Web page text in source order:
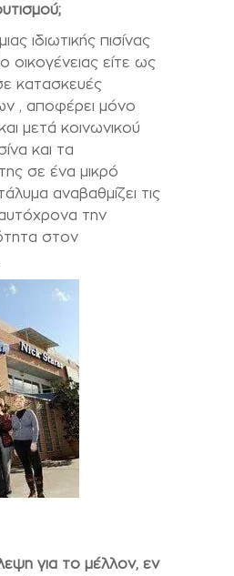
ιδιωτικής πισίνας
οικογένειας είτε ως
κατασκευές
, αποφέρει μόνο
μετά κοινωνικού
και τα
σε ένα μικρό
αναβαθμίζει τις
την
στον
για το μέλλον, εν